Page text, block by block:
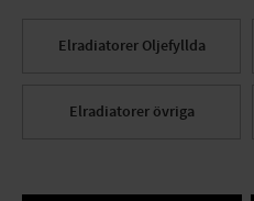
Elradiatorer Oljefyllda
Elradiatorer övriga